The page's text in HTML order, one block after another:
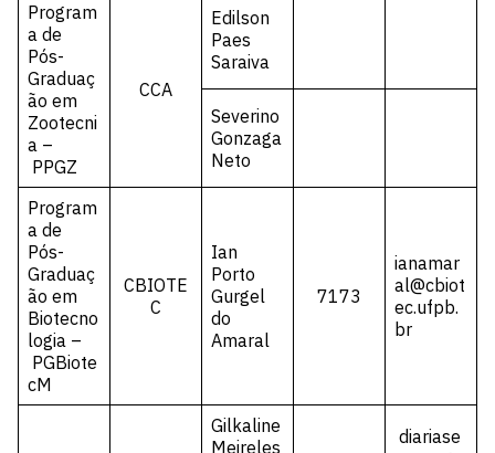
Program
a de
Pós-
Graduaç
ão em
Zootecni
a –
PPGZ
CCA
Edilson
Paes
Saraiva
Severino
Gonzaga
Neto
Program
a de
Pós-
Graduaç
ão em
Biotecno
logia –
PGBiote
cM
CBIOTE
C
Ian
Porto
Gurgel
do
Amaral
7173
ianamar
al@cbiot
ec.ufpb.
br
Gilkaline
Meireles
diariase